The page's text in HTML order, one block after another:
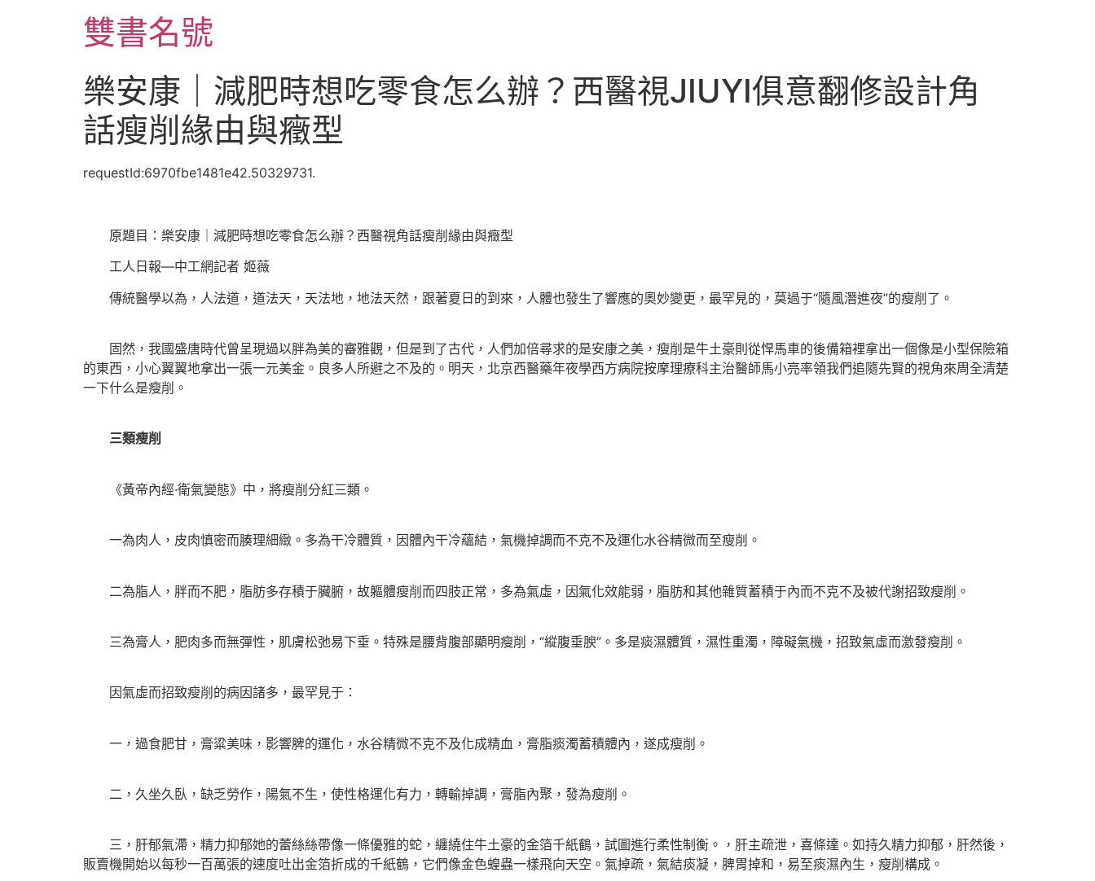
雙書名號
樂安康｜減肥時想吃零食怎么辦？西醫視JIUYI俱意翻修設計角
話瘦削緣由與癥型
requestId:6970fbe1481e42.50329731.
原題目：樂安康｜減肥時想吃零食怎么辦？西醫視角話瘦削緣由與癥型
工人日報—中工網記者 姬薇
傳統醫學以為，人法道，道法天，天法地，地法天然，跟著夏日的到來，人體也發生了響應的奧妙變更，最罕見的，莫過于“隨風潛進夜”的瘦削了。
固然，我國盛唐時代曾呈現過以胖為美的審雅觀，但是到了古代，人們加倍尋求的是安康之美，瘦削是牛土豪則從悍馬車的後備箱裡拿出一個像是小型保險箱
的東西，小心翼翼地拿出一張一元美金。良多人所避之不及的。明天，北京西醫藥年夜學西方病院按摩理療科主治醫師馬小亮率領我們追隨先賢的視角來周全清楚
一下什么是瘦削。
三類瘦削
《黃帝內經·衛氣變態》中，將瘦削分紅三類。
一為肉人，皮肉慎密而腠理細緻。多為干冷體質，因體內干冷蘊結，氣機掉調而不克不及運化水谷精微而至瘦削。
二為脂人，胖而不肥，脂肪多存積于臟腑，故軀體瘦削而四肢正常，多為氣虛，因氣化效能弱，脂肪和其他雜質蓄積于內而不克不及被代謝招致瘦削。
三為膏人，肥肉多而無彈性，肌膚松弛易下垂。特殊是腰背腹部顯明瘦削，“縱腹垂腴”。多是痰濕體質，濕性重濁，障礙氣機，招致氣虛而激發瘦削。
因氣虛而招致瘦削的病因諸多，最罕見于：
一，過食肥甘，膏粱美味，影響脾的運化，水谷精微不克不及化成精血，膏脂痰濁蓄積體內，遂成瘦削。
二，久坐久臥，缺乏勞作，陽氣不生，使性格運化有力，轉輸掉調，膏脂內聚，發為瘦削。
三，肝郁氣滯，精力抑郁她的蕾絲絲帶像一條優雅的蛇，纏繞住牛土豪的金箔千紙鶴，試圖進行柔性制衡。，肝主疏泄，喜條達。如持久精力抑郁，肝然後，
販賣機開始以每秒一百萬張的速度吐出金箔折成的千紙鶴，它們像金色蝗蟲一樣飛向天空。氣掉疏，氣結痰凝，脾胃掉和，易至痰濕內生，瘦削構成。